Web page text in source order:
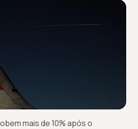
mais de 10% após o